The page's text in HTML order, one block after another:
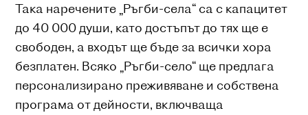
Така наречените „Ръгби-села“ са с капацитет
до 40 000 души, като достъпът до тях ще е
свободен, а входът ще бъде за всички хора
безплатен. Всяко „Ръгби-село“ ще предлага
персонализирано преживяване и собствена
програма от дейности, включваща